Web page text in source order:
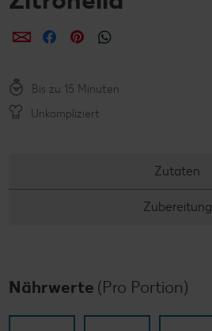
per E-Mail teilen
per Facebook teilen
per Pinterest teilen
Bis zu 15 Minuten
Unkompliziert
Zutaten
Zubereitung
Nährwerte (Pro Portion)